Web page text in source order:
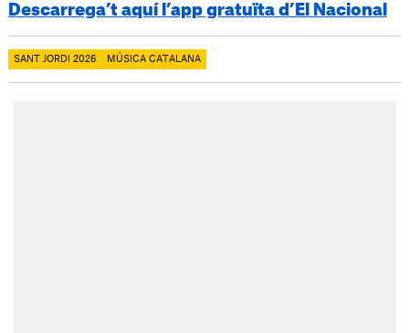
Descarrega’t aquí l’app gratuïta d’El Nacional
SANT JORDI 2026 MÚSICA CATALANA